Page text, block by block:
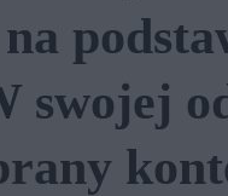
swojej